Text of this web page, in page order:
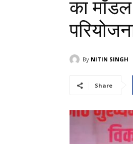
का
By NITIN SINGH
Share